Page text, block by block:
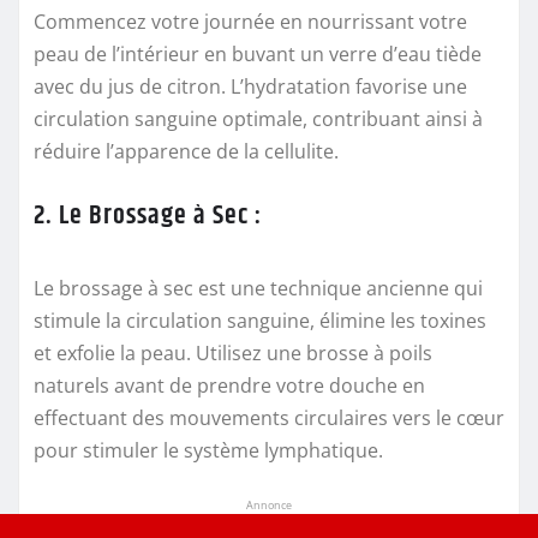
Commencez votre journée en nourrissant votre
peau de l’intérieur en buvant un verre d’eau tiède
avec du jus de citron. L’hydratation favorise une
circulation sanguine optimale, contribuant ainsi à
réduire l’apparence de la cellulite.
2. Le Brossage à Sec :
Le brossage à sec est une technique ancienne qui
stimule la circulation sanguine, élimine les toxines
et exfolie la peau. Utilisez une brosse à poils
naturels avant de prendre votre douche en
effectuant des mouvements circulaires vers le cœur
pour stimuler le système lymphatique.
Annonce